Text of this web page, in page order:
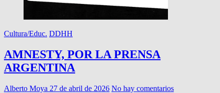
ODIO
Cultura/Educ. DDHH
AMNESTY, POR LA PRENSA
ARGENTINA
Alberto Moya 27 de abril de 2026 No hay comentarios